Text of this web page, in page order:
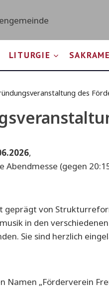
LITURGIE
des
,
Abendmesse (gegen
geprägt von
in den
Sie sind herzlich
Namen „Förderverein